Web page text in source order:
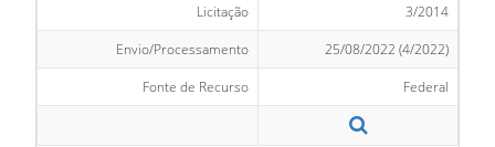
Licitação
3/2014
Envio/Processamento
25/08/2022 (4/2022)
Fonte de Recurso
Federal